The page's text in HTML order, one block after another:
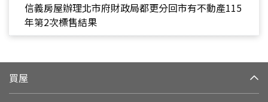
信義房屋辦理北市府財政局都更分回市有不動產115
年第2次標售結果
買屋